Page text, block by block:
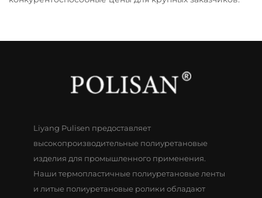
Liyang Pulisen предоставляет
высокопроизводительные полиуретановые
изделия для промышленного применения.
Наши термопластичные полиуретановые ленты
и литые полиуретановые ролики обладают